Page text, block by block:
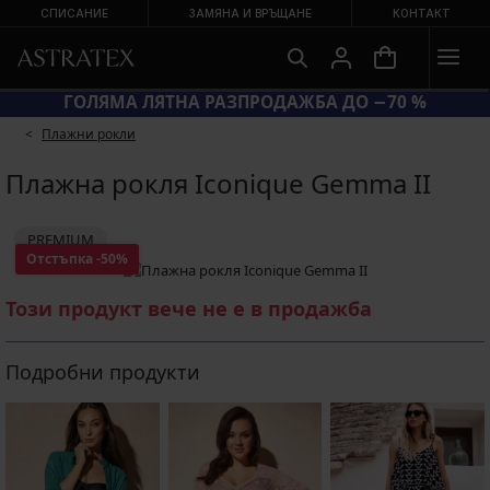
СПИСАНИЕ ЗАМЯНА И ВРЪЩАНЕ КОНТАКТ
КОД BRA20 = СУТИЕНИ −20 %
Плажни рокли
Плажна рокля Iconique Gemma II
PREMIUM
Отстъпка -50%
Този продукт вече не е в продажба
Подробни продукти